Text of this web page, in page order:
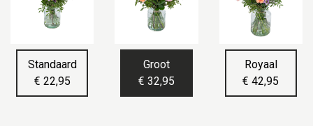
Standaard
€ 22,95
Groot
€ 32,95
Royaal
€ 42,95